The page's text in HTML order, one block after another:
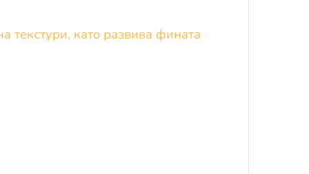
текстури, като развива фината